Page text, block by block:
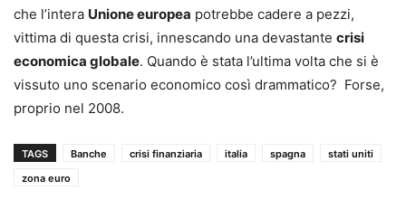
che l’intera Unione europea potrebbe cadere a pezzi,
vittima di questa crisi, innescando una devastante crisi
economica globale. Quando è stata l’ultima volta che si è
vissuto uno scenario economico così drammatico? Forse,
proprio nel 2008.
TAGS Banche crisi finanziaria italia spagna
stati uniti
zona euro